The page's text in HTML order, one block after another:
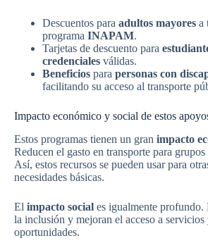
Descuentos para adultos mayores a
programa INAPAM.
Tarjetas de descuento para
credenciales válidas.
Beneficios para personas con
facilitando su acceso al transporte
Impacto económico y social de estos
Estos programas tienen un gran impacto
Reducen el gasto en transporte para
Así, estos recursos se pueden usar para
necesidades básicas.
El impacto social es igualmente profundo.
la inclusión y mejoran el acceso a servicios
oportunidades.